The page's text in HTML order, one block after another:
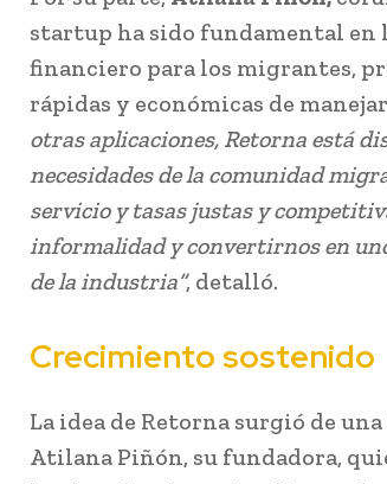
startup ha sido fundamental
financiero para los migrantes,
rápidas y económicas de
otras aplicaciones, Retorna está
necesidades de la comunidad
servicio y tasas justas y
informalidad y convertirnos en
de la industria”, detalló.
Crecimiento sostenido
La idea de Retorna surgió de
Atilana Piñón, su fundadora,